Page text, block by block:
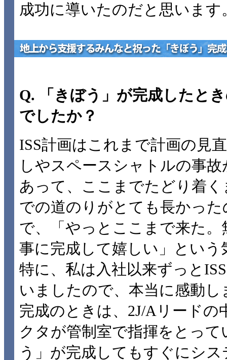
成功に導いたのだと思います
Q. 「きぼう」が完成したと
でしたか？
ISS計画はこれまで計画の見直
しやスペースシャトルの事故
あって、ここまでたどり着く
での道のりがとても長かった
で、「やっとここまで来た。
事に完成して嬉しい」とい
特に、私は入社以来ずっと
いましたので、本当に感動
完成のときは、2J/Aリードの
クタが管制室で指揮をとっ
う」が完成してもすぐにシ